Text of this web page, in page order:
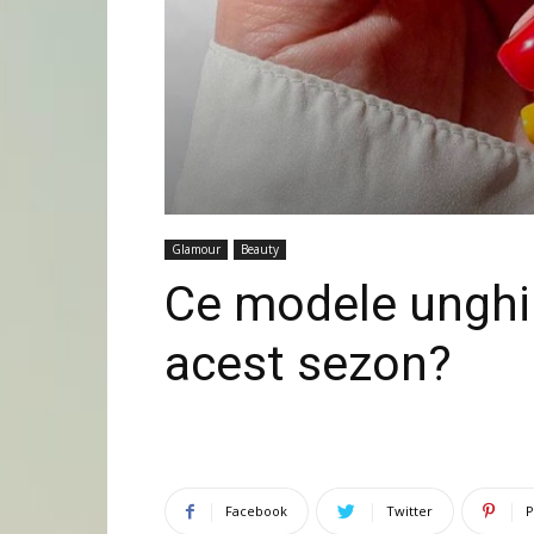
Glamour Beauty
Ce modele
acest sezon?
Facebook Twitter